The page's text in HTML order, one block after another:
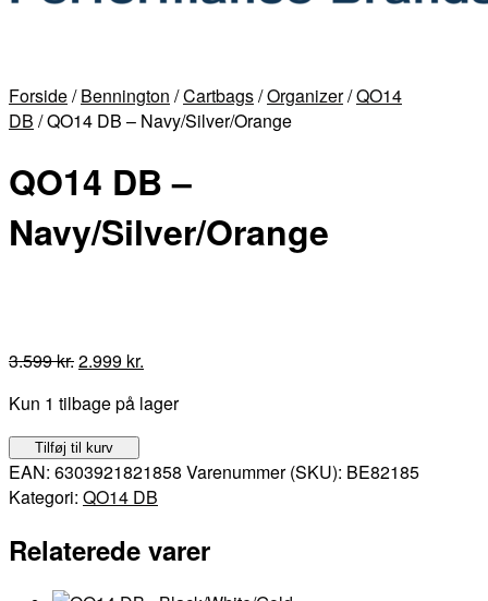
Forside/Bennington /Cartbags/Organizer/QO14
DB / QO14 DB – Navy/Silver/Orange
QO14 DB –
Navy/Silver/Orange
3.599kr.Den
pris
var:
3.599 kr..
2.999 kr.
pris
2.999 kr..
Kun 1 tilbage på lager
QO14
DB
-
antal
Tilføj til kurv
EAN: 6303921821858 Varenummer (SKU): BE82185
Kategori: QO14 DB
Relaterede varer